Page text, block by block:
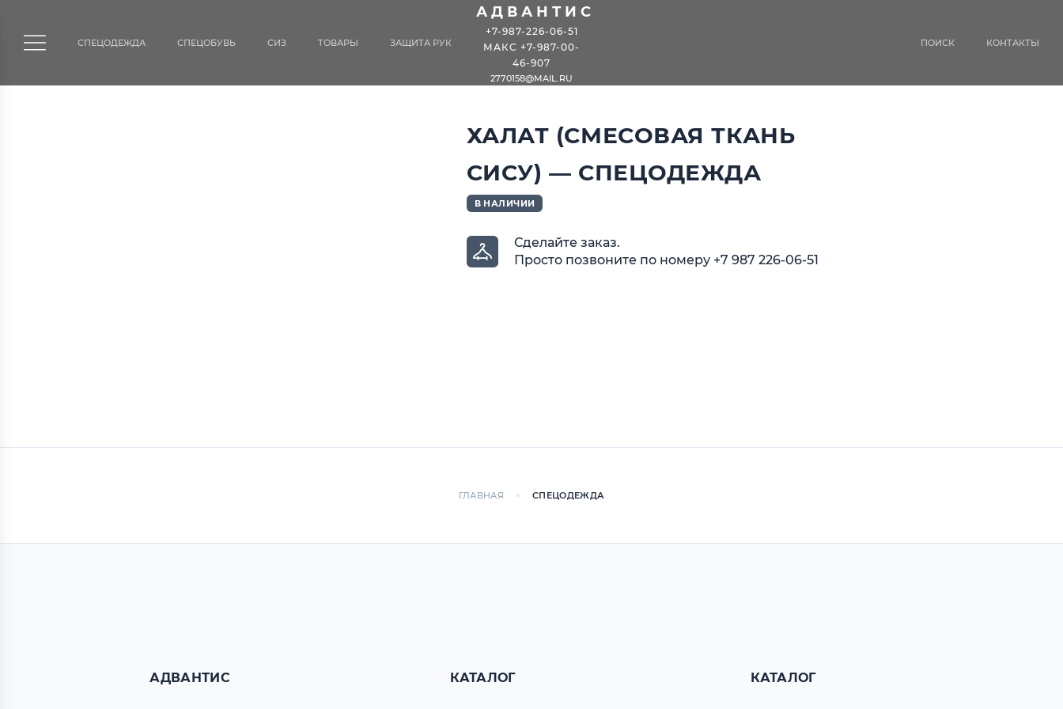
СПЕЦОДЕЖДА СПЕЦОБУВЬ СИЗ ТОВАРЫ ЗАЩИТА РУК
АДВАНТИС
+7-987-226-06-51
МАКС +7-987-00-
46-907
2770158@MAIL.RU
ПОИСК КОНТАКТЫ
ХАЛАТ (СМЕСОВАЯ ТКАНЬ
СИСУ) — СПЕЦОДЕЖДА
В НАЛИЧИИ
Сделайте заказ.
Просто позвоните по номеру +7 987 226-06-51
ГЛАВНАЯ СПЕЦОДЕЖДА
АДВАНТИС КАТАЛОГ КАТАЛОГ